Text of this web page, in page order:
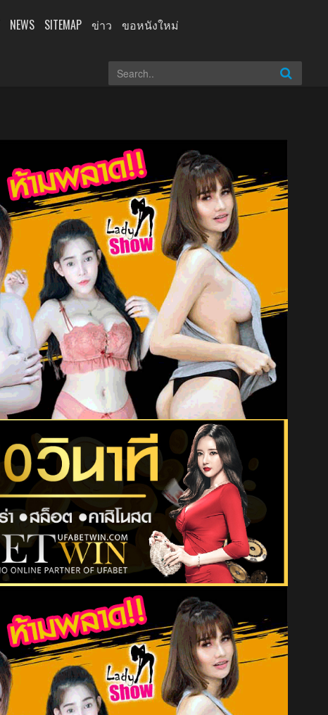
NEWS SITEMAP ข่าว ขอหนังใหม่